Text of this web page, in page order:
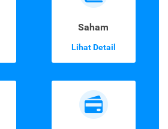
Saham
Lihat Detail